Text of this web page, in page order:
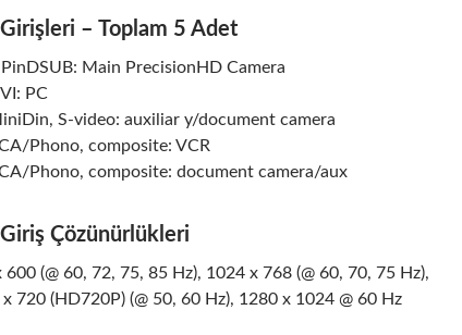
– Toplam 5 Adet
Main PrecisionHD Camera
PC
S-video: auxiliar y/document camera
Phono, composite: VCR
Phono, composite: document camera/aux
Çözünürlükleri
600 (@ 60, 72, 75, 85 Hz), 1024 x 768 (@ 60, 70, 75 Hz),
720 (HD720P) (@ 50, 60 Hz), 1280 x 1024 @ 60 Hz